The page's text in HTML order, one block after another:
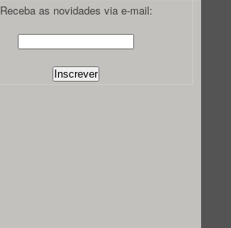
Receba as novidades via e-mail: